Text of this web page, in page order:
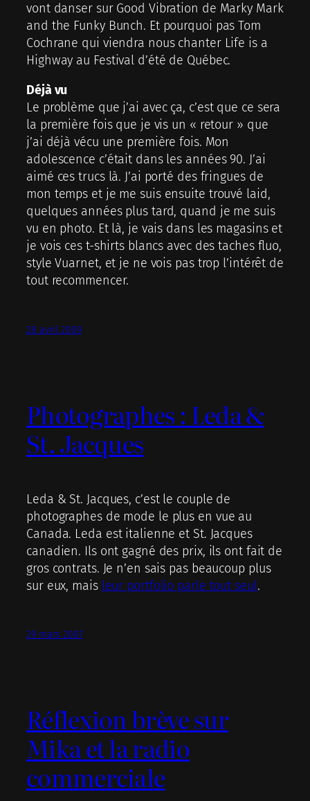
vont danser sur Good Vibration de Marky Mark
and the Funky Bunch. Et pourquoi pas Tom
Cochrane qui viendra nous chanter Life is a
Highway au Festival d’été de Québec.
Déjà vu
Le problème que j’ai avec ça, c’est que ce sera
la première fois que je vis un « retour » que
j’ai déjà vécu une première fois. Mon
adolescence c’était dans les années 90. J’ai
aimé ces trucs là. J’ai porté des fringues de
mon temps et je me suis ensuite trouvé laid,
quelques années plus tard, quand je me suis
vu en photo. Et là, je vais dans les magasins et
je vois ces t-shirts blancs avec des taches fluo,
style Vuarnet, et je ne vois pas trop l’intérêt de
tout recommencer.
28 avril 2009
Photographes : Leda &
St. Jacques
Leda & St. Jacques, c’est le couple de
photographes de mode le plus en vue au
Canada. Leda est italienne et St. Jacques
canadien. Ils ont gagné des prix, ils ont fait de
gros contrats. Je n’en sais pas beaucoup plus
sur eux, mais leur portfolio parle tout seul.
29 mars 2007
Réflexion brève sur
Mika et la radio
commerciale